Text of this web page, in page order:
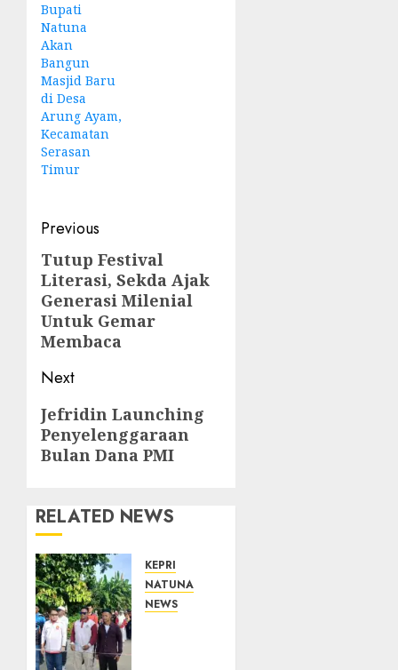
Bupati
Natuna
Akan
Bangun
Masjid Baru
di Desa
Arung Ayam,
Kecamatan
Serasan
Timur
Post
navigation
Previous
Previous
post:
Tutup Festival
Literasi, Sekda Ajak
Generasi Milenial
Untuk Gemar
Membaca
Next
Next
post:
Jefridin Launching
Penyelenggaraan
Bulan Dana PMI
RELATED NEWS
KEPRI
NATUNA
NEWS